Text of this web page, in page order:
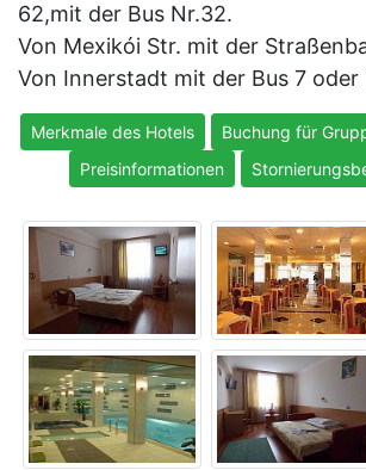
62,mit der Bus Nr.32.
Von Mexikói Str. mit der
Von Innerstadt mit der Bus 7 oder
Merkmale des Hotels Buchung für
Preisinformationen